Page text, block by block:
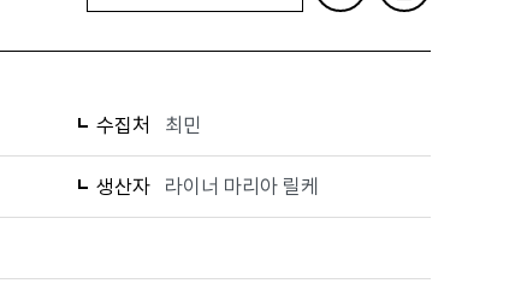
수집처 최민
생산자 라이너 마리아 릴케